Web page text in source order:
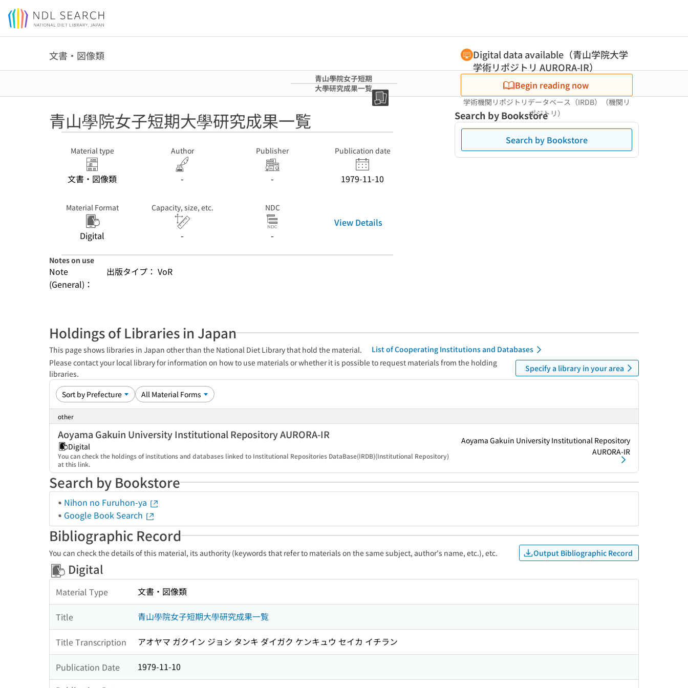
Jump to main content
文書・図像類
青山學院女子短期
大學研究成果一覧
Digital data available（青山学院大学
学術リポジトリ AURORA-IR）
Begin reading now
学術機関リポジトリデータベース（IRDB）（機関リ
ポジトリ）
青山學院女子短期大學研究成果一覧
Material type
文書・図像類
Author
-
Publisher
-
Publication date
1979-11-10
Material Format
Digital
Capacity, size, etc.
-
NDC
-
View Details
Notes on use
Note
(General)：
出版タイプ： VoR
Search by Bookstore
Search by Bookstore
Holdings of Libraries in Japan
This page shows libraries in Japan other than the National Diet Library that hold the material.
List of Cooperating Institutions and Databases
Please contact your local library for information on how to use materials or whether it is possible to request materials from the holding
libraries.
Specify a library in your area
other
Aoyama Gakuin University Institutional Repository AURORA-IR
Digital
You can check the holdings of institutions and databases linked to Institutional Repositories DataBase(IRDB)(Institutional Repository)
at this link.
Aoyama Gakuin University Institutional Repository
AURORA-IR
Search by Bookstore
Nihon no Furuhon-ya
Google Book Search
Bibliographic Record
You can check the details of this material, its authority (keywords that refer to materials on the same subject, author's name, etc.), etc. Output Bibliographic Record
Digital
Material Type 文書・図像類
Title 青山學院女子短期大學研究成果一覧
Title Transcription アオヤマ ガクイン ジョシ タンキ ダイガク ケンキュウ セイカ イチラン
Publication Date
1979-11-10